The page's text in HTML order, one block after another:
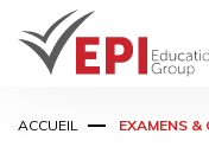
auACCUEIL EXAMENS &